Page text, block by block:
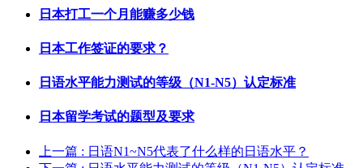
日本打工一个月能赚多少钱
日本工作签证的要求？
日语水平能力测试的等级（N1-N5）认定标准
日本留学考试的题型及要求
上一篇 : 日语N1~N5代表了什么样的日语水平？